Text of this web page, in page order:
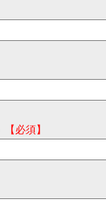
【必須】